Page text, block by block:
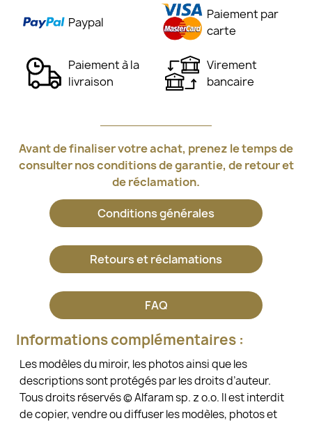
Paypal
Paiement par
carte
Paiement à la
livraison
Virement
bancaire
Avant de finaliser votre achat, prenez le temps de
consulter nos conditions de garantie, de retour et
de réclamation.
Conditions générales
Retours et réclamations
FAQ
Informations complémentaires :
Les modèles du miroir, les photos ainsi que les
descriptions sont protégés par les droits d’auteur.
Tous droits réservés © Alfaram sp. z o.o. Il est interdit
de copier, vendre ou diffuser les modèles, photos et